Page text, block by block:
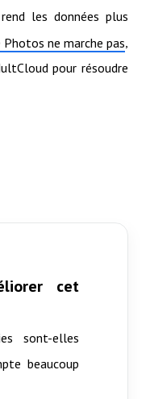
les données plus
Photos ne marche pas,
pour résoudre
cet
sont-elles
beaucoup